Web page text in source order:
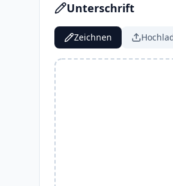
Unterschrift
Zeichnen